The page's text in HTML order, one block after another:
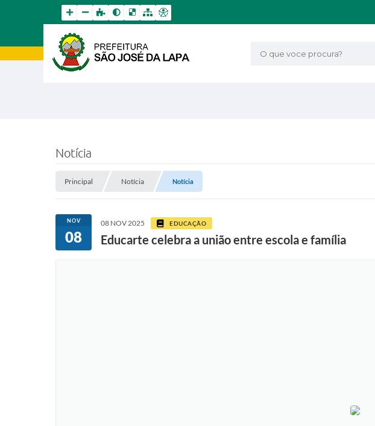
O que voce procura?
Notícia
Principal Notícia Notícia
NOV
08
08 NOV 2025 EDUCAÇÃO
Educarte celebra a união entre escola e família